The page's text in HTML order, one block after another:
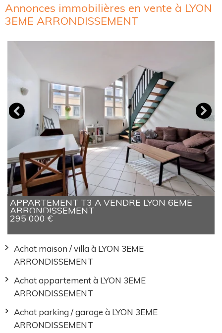
Annonces immobilières en vente à LYON
3EME ARRONDISSEMENT
APPARTEMENT T3 A VENDRE LYON 6EME
ARRONDISSEMENT
295 000 €
Achat maison / villa à LYON 3EME
ARRONDISSEMENT
Achat appartement à LYON 3EME
ARRONDISSEMENT
Achat parking / garage à LYON 3EME
ARRONDISSEMENT